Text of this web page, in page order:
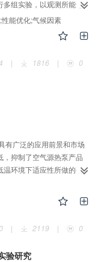
多组实验，以观测所能达
,并通过模拟全年不同温
合系统全年累计电能消耗
能优化;气候因素
| 1816 | 0
有广泛的应用前景和市场
抑制了空气源热泵产品
温环境下适应性所做的研
据最新研究进展，分别
，新型热泵循环系统的开
| 2119 | 0
验研究